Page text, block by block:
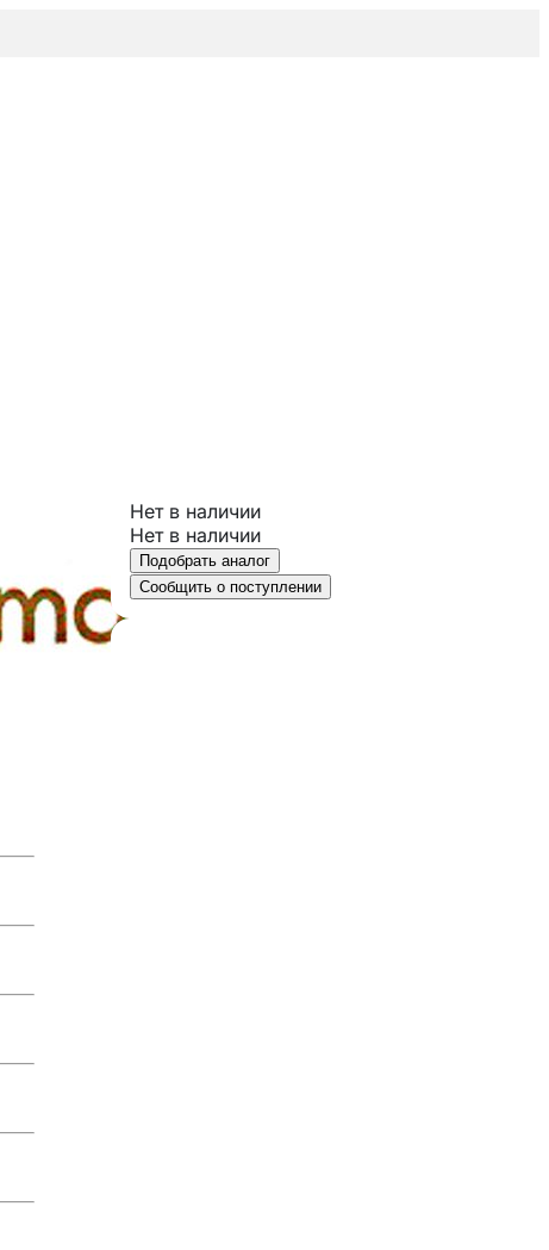
Нет в наличии
Нет в наличии
Подобрать аналог
Сообщить о поступлении